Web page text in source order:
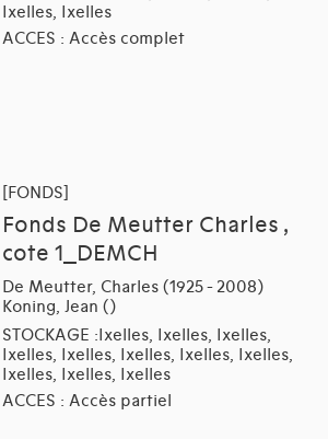
Ixelles, Ixelles
ACCES : Accès complet
[FONDS]
Fonds De Meutter Charles ,
cote 1_DEMCH
De Meutter, Charles (1925 - 2008)
Koning, Jean ()
STOCKAGE :Ixelles, Ixelles, Ixelles,
Ixelles, Ixelles, Ixelles, Ixelles, Ixelles,
Ixelles, Ixelles, Ixelles
ACCES : Accès partiel